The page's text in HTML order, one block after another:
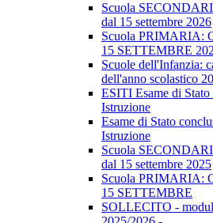
Scuola
dal 15 settembre 2026
Scuola PRIMARIA:
15 SETTEMBRE
Scuole dell'Infanzia:
dell'anno scolastico
ESITI Esame di
Istruzione
Esame di Stato
Istruzione
Scuola
dal 15 settembre 2025
Scuola PRIMARIA:
15 SETTEMBRE
SOLLECITO -